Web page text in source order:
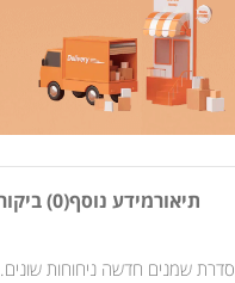
תיאורמידע נוסף(0) ביקורות
סדרת שמנים חדשה ניחוחות שונים.